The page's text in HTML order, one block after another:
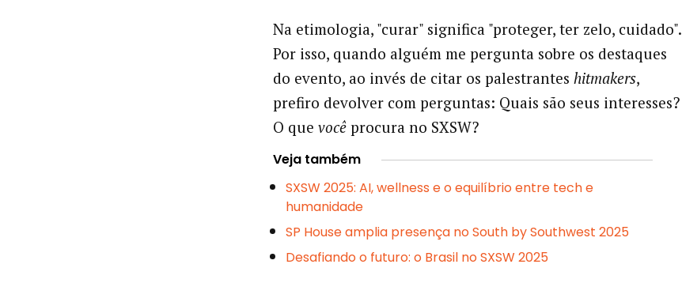
Na etimologia, "curar" significa "proteger, ter zelo, cuidado".
Por isso, quando alguém me pergunta sobre os destaques
do evento, ao invés de citar os palestrantes hitmakers,
prefiro devolver com perguntas: Quais são seus interesses?
O que vocêprocura no SXSW?
Veja também
SXSW 2025: AI, wellness e o equilíbrio entre tech e
humanidade
SP House amplia presença no South by Southwest 2025
Desafiando o futuro: o Brasil no SXSW 2025